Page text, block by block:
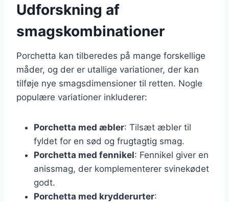
Udforskning af
smagskombinationer
Porchetta kan tilberedes på mange forskellige
måder, og der er utallige variationer, der kan
tilføje nye smagsdimensioner til retten. Nogle
populære variationer inkluderer:
Porchetta med æbler: Tilsæt æbler til
fyldet for en sød og frugtagtig smag.
Porchetta med fennikel: Fennikel giver en
anissmag, der komplementerer svinekødet
godt.
Porchetta med krydderurter: